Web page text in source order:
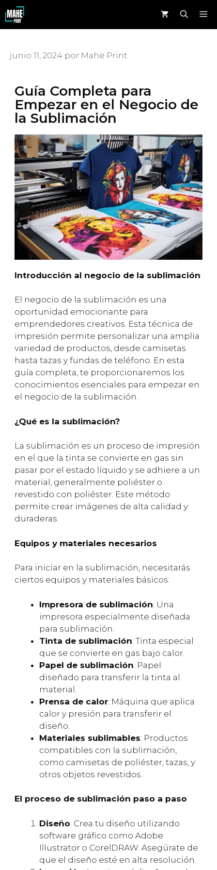
junio 11, 2024 por Mahe Print
Guía Completa para
Empezar en el Negocio de
la Sublimación
Introducción al negocio de la sublimación
El negocio de la sublimación es una
oportunidad emocionante para
emprendedores creativos. Esta técnica de
impresión permite personalizar una amplia
variedad de productos, desde camisetas
hasta tazas y fundas de teléfono. En esta
guía completa, te proporcionaremos los
conocimientos esenciales para empezar en
el negocio de la sublimación.
¿Qué es la sublimación?
La sublimación es un proceso de impresión
en el que la tinta se convierte en gas sin
pasar por el estado líquido y se adhiere a un
material, generalmente poliéster o
revestido con poliéster. Este método
permite crear imágenes de alta calidad y
duraderas.
Equipos y materiales necesarios
Para iniciar en la sublimación, necesitarás
ciertos equipos y materiales básicos:
Impresora de sublimación: Una
impresora especialmente diseñada
para sublimación.
Tinta de sublimación: Tinta especial
que se convierte en gas bajo calor.
Papel de sublimación: Papel
diseñado para transferir la tinta al
material.
Prensa de calor: Máquina que aplica
calor y presión para transferir el
diseño.
Materiales sublimables: Productos
compatibles con la sublimación,
como camisetas de poliéster, tazas, y
otros objetos revestidos.
El proceso de sublimación paso a paso
Diseño: Crea tu diseño utilizando
software gráfico como Adobe
Illustrator o CorelDRAW. Asegúrate de
que el diseño esté en alta resolución.